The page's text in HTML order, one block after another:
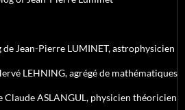
de Jean-Pierre LUMINET, astrophysicien
LEHNING, agrégé de mathématiques
Claude ASLANGUL, physicien théoricien